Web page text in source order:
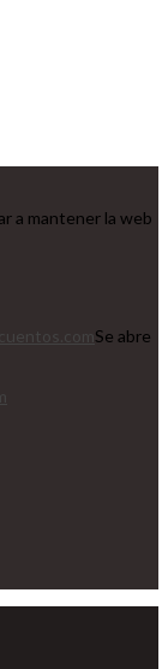
a mantener la web
Se abre